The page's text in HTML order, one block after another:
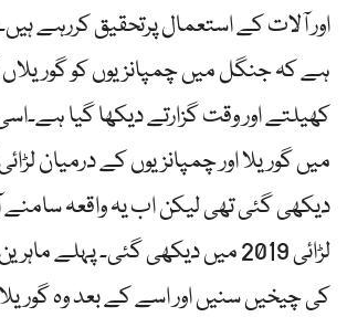
اور آلات کے استعمال پرتحقیق کررہے
ہے کہ جنگل میں چمپانزیوں کو
کھیلتے اور وقت گزارتے دیکھا گیا
میں گوریلا اور چمپانزیوں کے درمیان
دیکھی گئی تھی لیکن اب یہ واقعہ سامنے
لڑائی 2019 میں دیکھی گئی۔ پہلے
کی چیخیں سنیں اور اسے کے بعد وہ